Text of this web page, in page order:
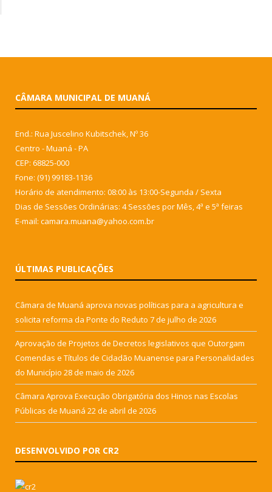
CÂMARA MUNICIPAL DE MUANÁ
End.: Rua Juscelino Kubitschek, Nº 36
Centro - Muaná - PA
CEP: 68825-000
Fone: (91) 99183-1136
Horário de atendimento: 08:00 às 13:00-Segunda / Sexta
Dias de Sessões Ordinárias: 4 Sessões por Mês, 4ª e 5ª feiras
E-mail: camara.muana@yahoo.com.br
ÚLTIMAS PUBLICAÇÕES
Câmara de Muaná aprova novas políticas para a agricultura e
solicita reforma da Ponte do Reduto 7 de julho de 2026
Aprovação de Projetos de Decretos legislativos que Outorgam
Comendas e Títulos de Cidadão Muanense para Personalidades
do Município 28 de maio de 2026
Câmara Aprova Execução Obrigatória dos Hinos nas Escolas
Públicas de Muaná 22 de abril de 2026
DESENVOLVIDO POR CR2